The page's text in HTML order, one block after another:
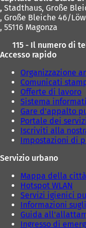
, Stadthaus, Große
, Große Bleiche 46/
, 55116 Magonza
115 - Il numero di
Accesso rapido
Organizzazione
Comunicati
Offerte di lavoro
Sistema
Gare d'appalto
Portale dei
Iscriviti alla
Impostazioni di
Servizio urbano
Mappa della città
Hotspot WLAN
Servizi igienici
Informazioni
Guida
Ingresso di